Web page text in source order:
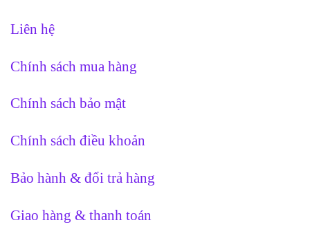
Liên hệ
Chính sách mua hàng
Chính sách bảo mật
Chính sách điều khoản
Bảo hành & đổi trả hàng
Giao hàng & thanh toán